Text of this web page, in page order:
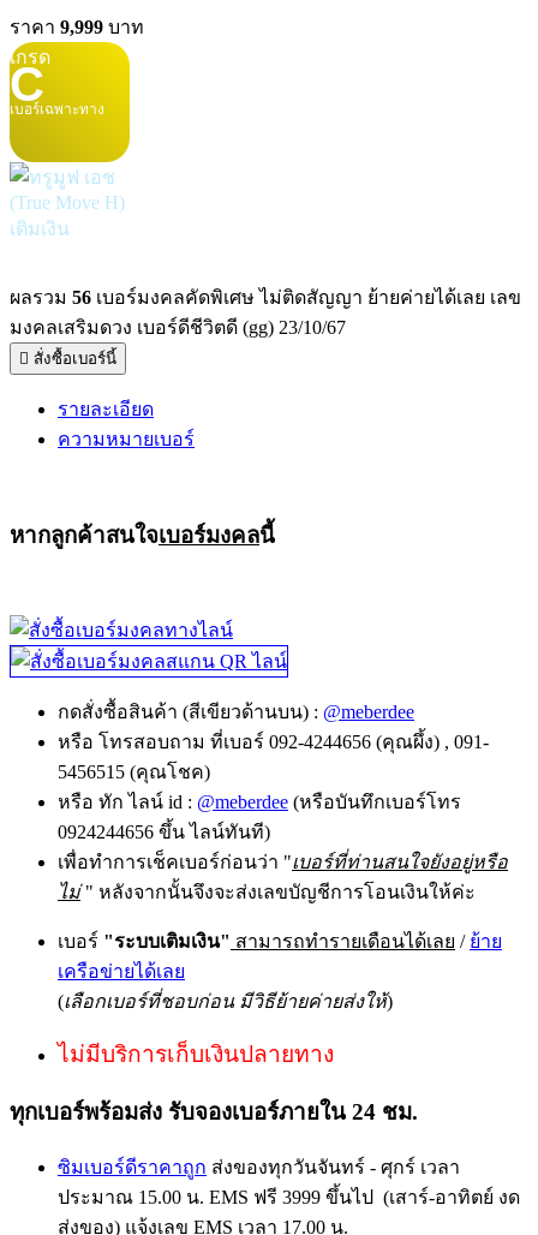
ราคา 9,999 บาท
เกรด
C
เบอร์เฉพาะทาง
เติมเงิน
ผลรวม 56 เบอร์มงคลคัดพิเศษ ไม่ติดสัญญา ย้ายค่ายได้เลย เลข
มงคลเสริมดวง เบอร์ดีชีวิตดี (gg) 23/10/67
สั่งซื้อเบอร์นี้
รายละเอียด
ความหมายเบอร์
หากลูกค้าสนใจเบอร์มงคลนี้
กดสั่งซื้อสินค้า (สีเขียวด้านบน) : @meberdee
หรือ โทรสอบถาม ที่เบอร์ 092-4244656 (คุณผึ้ง) , 091-
5456515 (คุณโชค)
หรือ ทัก ไลน์ id : @meberdee (หรือบันทึกเบอร์โทร
0924244656 ขึ้น ไลน์ทันที)
เพื่อทำการเช็คเบอร์ก่อนว่า "เบอร์ที่ท่านสนใจยังอยู่หรือ
ไม่" หลังจากนั้นจึงจะส่งเลขบัญชีการโอนเงินให้ค่ะ
เบอร์ "ระบบเติมเงิน" สามารถทำรายเดือนได้เลย / ย้าย
เครือข่ายได้เลย
(เลือกเบอร์ที่ชอบก่อน มีวิธีย้ายค่ายส่งให้)
ไม่มีบริการเก็บเงินปลายทาง
ทุกเบอร์พร้อมส่ง รับจองเบอร์ภายใน 24 ชม.
ซิมเบอร์ดีราคาถูก ส่งของทุกวันจันทร์ - ศุกร์ เวลา
ประมาณ 15.00 น. EMS ฟรี 3999 ขึ้นไป (เสาร์-อาทิตย์ งด
ส่งของ) แจ้งเลข EMS เวลา 17.00 น.